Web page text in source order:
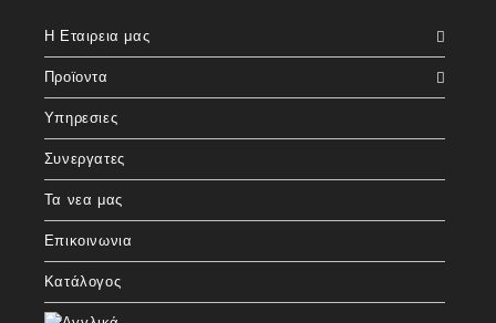
Η Εταιρεια μας
Προϊοντα
Υπηρεσιες
Συνεργατες
Τα νεα μας
Επικοινωνια
Κατάλογος